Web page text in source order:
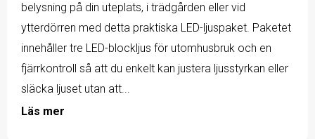
belysning på din uteplats, i trädgården eller vid
ytterdörren med detta praktiska LED-ljuspaket. Paketet
innehåller tre LED-blockljus för utomhusbruk och en
fjärrkontroll så att du enkelt kan justera ljusstyrkan eller
släcka ljuset utan att...
Läs mer